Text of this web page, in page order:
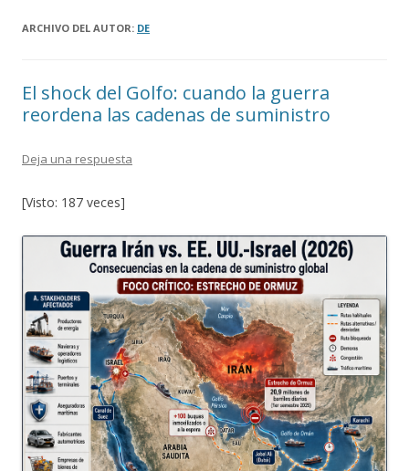
ARCHIVO DEL AUTOR: DE
El shock del Golfo: cuando la guerra
reordena las cadenas de suministro
Deja una respuesta
[Visto: 187 veces]